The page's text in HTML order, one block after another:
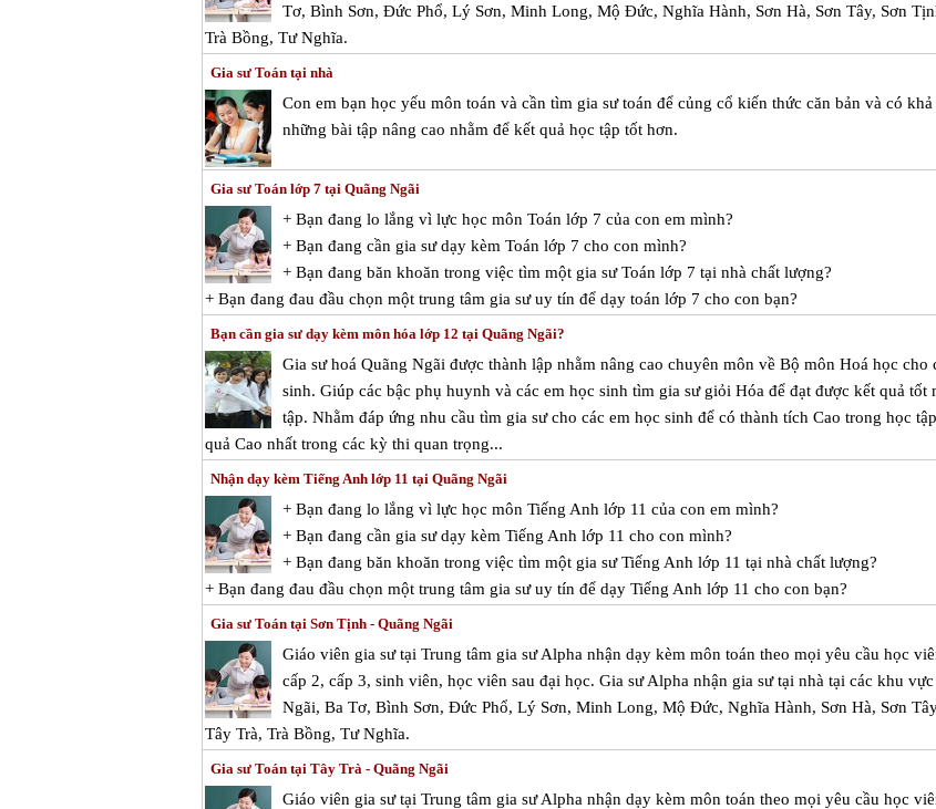
Tơ, Bình Sơn, Đức Phổ, Lý Sơn, Minh Long, Mộ Đức, Nghĩa Hành, Sơn Hà, Sơn Tây, Sơn
Trà Bồng, Tư Nghĩa.
Gia sư Toán tại nhà
Con em bạn học yếu môn toán và cần tìm gia sư toán để củng cổ kiến thức căn bản và có khả
những bài tập nâng cao nhằm để kết quả học tập tốt hơn.
Gia sư Toán lớp 7 tại Quãng Ngãi
+ Bạn đang lo lắng vì lực học môn Toán lớp 7 của con em mình?
+ Bạn đang cần gia sư dạy kèm Toán lớp 7 cho con mình?
+ Bạn đang băn khoăn trong việc tìm một gia sư Toán lớp 7 tại nhà chất lượng?
+ Bạn đang đau đầu chọn một trung tâm gia sư uy tín để dạy toán lớp 7 cho con bạn?
Bạn cần gia sư dạy kèm môn hóa lớp 12 tại Quãng Ngãi?
Gia sư hoá Quãng Ngãi được thành lập nhằm nâng cao chuyên môn về Bộ môn Hoá học cho
sinh. Giúp các bậc phụ huynh và các em học sinh tìm gia sư giỏi Hóa để đạt được kết quả tốt
tập. Nhằm đáp ứng nhu cầu tìm gia sư cho các em học sinh để có thành tích Cao trong học
quả Cao nhất trong các kỳ thi quan trọng...
Nhận dạy kèm Tiếng Anh lớp 11 tại Quãng Ngãi
+ Bạn đang lo lắng vì lực học môn Tiếng Anh lớp 11 của con em mình?
+ Bạn đang cần gia sư dạy kèm Tiếng Anh lớp 11 cho con mình?
+ Bạn đang băn khoăn trong việc tìm một gia sư Tiếng Anh lớp 11 tại nhà chất lượng?
+ Bạn đang đau đầu chọn một trung tâm gia sư uy tín để dạy Tiếng Anh lớp 11 cho con bạn?
Gia sư Toán tại Sơn Tịnh - Quãng Ngãi
Giáo viên gia sư tại Trung tâm gia sư Alpha nhận dạy kèm môn toán theo mọi yêu cầu học
cấp 2, cấp 3, sinh viên, học viên sau đại học. Gia sư Alpha nhận gia sư tại nhà tại các khu vực
Ngãi, Ba Tơ, Bình Sơn, Đức Phổ, Lý Sơn, Minh Long, Mộ Đức, Nghĩa Hành, Sơn Hà, Sơn
Tây Trà, Trà Bồng, Tư Nghĩa.
Gia sư Toán tại Tây Trà - Quãng Ngãi
Giáo viên gia sư tại Trung tâm gia sư Alpha nhận dạy kèm môn toán theo mọi yêu cầu học